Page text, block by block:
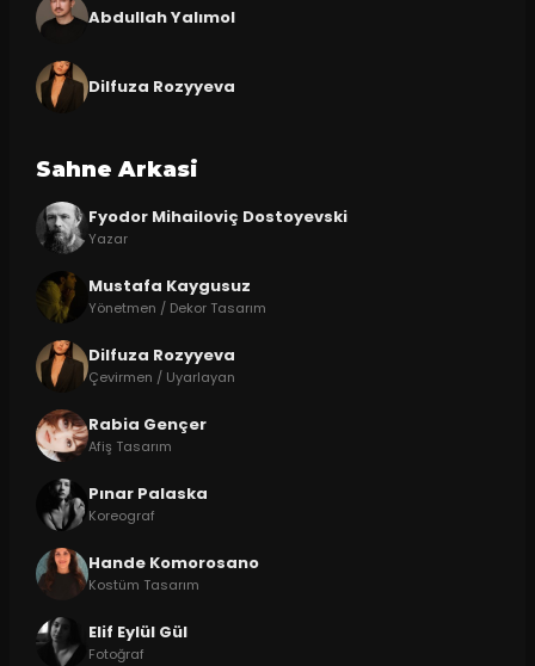
Abdullah Yalımol
Dilfuza Rozyyeva
Sahne Arkasi
Fyodor Mihailoviç Dostoyevski
Yazar
Mustafa Kaygusuz
Yönetmen / Dekor Tasarım
Dilfuza Rozyyeva
Çevirmen / Uyarlayan
Rabia Gençer
Afiş Tasarım
Pınar Palaska
Koreograf
Hande Komorosano
Kostüm Tasarım
Elif Eylül Gül
Fotoğraf